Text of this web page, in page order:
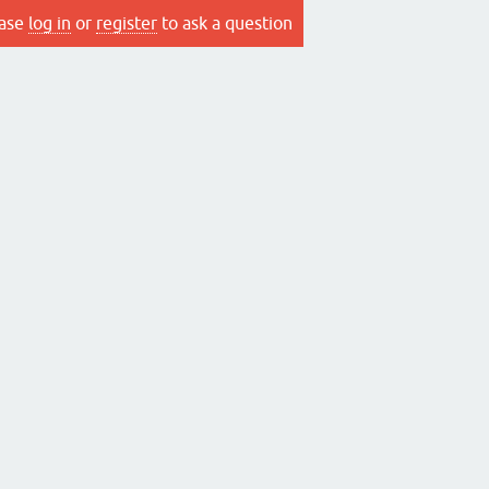
log in or register to ask a question.